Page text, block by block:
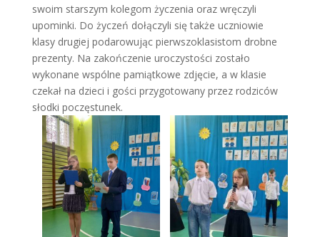
swoim starszym kolegom życzenia oraz wręczyli
upominki. Do życzeń dołączyli się także uczniowie
klasy drugiej podarowując pierwszoklasistom drobne
prezenty. Na zakończenie uroczystości zostało
wykonane wspólne pamiątkowe zdjęcie, a w klasie
czekał na dzieci i gości przygotowany przez rodziców
słodki poczęstunek.